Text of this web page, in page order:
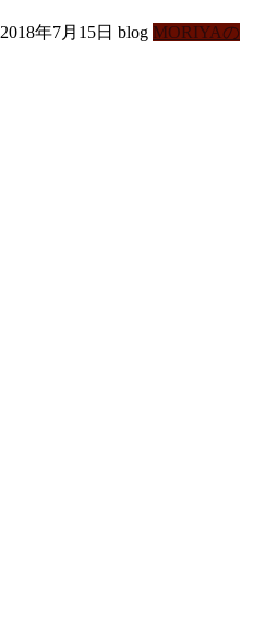
2018年7月15日 blog MORIYAの